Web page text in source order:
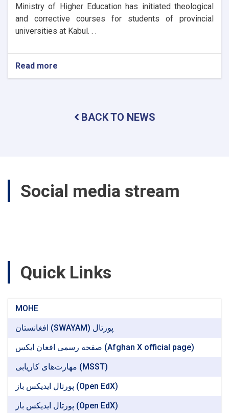
Ministry of Higher Education has initiated theological
and corrective courses for students of provincial
universities at Kabul. . .
Read more
Visit
Kabul
Polytechnic
for
Provincial
BACK TO NEWS
Social media stream
Quick Links
MOHE
افغانستان (SWAYAM) پورتال
صفحه رسمی افغان ایکس (Afghan X official page)
مهارت‌های کاریابی (MSST)
پورتال ایدیکس باز (Open EdX)
پورتال ایدیکس باز (Open EdX)